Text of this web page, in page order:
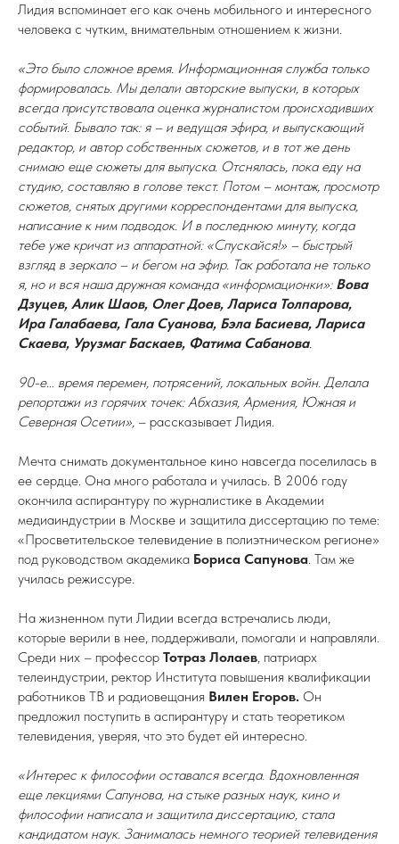
Лидия вспоминает его как очень мобильного и интересного
человека с чутким, внимательным отношением к жизни.
«Это было сложное время. Информационная служба только
формировалась. Мы делали авторские выпуски, в которых
всегда присутствовала оценка журналистом происходивших
событий. Бывало так: я – и ведущая эфира, и выпускающий
редактор, и автор собственных сюжетов, и в тот же день
снимаю еще сюжеты для выпуска. Отснялась, пока еду на
студию, составляю в голове текст. Потом – монтаж, просмотр
сюжетов, снятых другими корреспондентами для выпуска,
написание к ним подводок. И в последнюю минуту, когда
тебе уже кричат из аппаратной: «Спускайся!» – быстрый
взгляд в зеркало – и бегом на эфир. Так работала не только
я, но и вся наша дружная команда «информационки»: Вова
Дзуцев, Алик Шаов, Олег Доев, Лариса Толпарова,
Ира Галабаева, Гала Суанова, Бэла Басиева, Лариса
Скаева, Урузмаг Баскаев, Фатима Сабанова.
90-е… время перемен, потрясений, локальных войн. Делала
репортажи из горячих точек: Абхазия, Армения, Южная и
Северная Осетии», – рассказывает Лидия.
Мечта снимать документальное кино навсегда поселилась в
ее сердце. Она много работала и училась. В 2006 году
окончила аспирантуру по журналистике в Академии
медиаиндустрии в Москве и защитила диссертацию по теме:
«Просветительское телевидение в полиэтническом регионе»
под руководством академика Бориса Сапунова. Там же
училась режиссуре.
На жизненном пути Лидии всегда встречались люди,
которые верили в нее, поддерживали, помогали и направляли.
Среди них – профессор Тотраз Лолаев, патриарх
телеиндустрии, ректор Института повышения квалификации
работников ТВ и радиовещания Вилен Егоров. Он
предложил поступить в аспирантуру и стать теоретиком
телевидения, уверяя, что это будет ей интересно.
«Интерес к философии оставался всегда. Вдохновленная
еще лекциями Сапунова, на стыке разных наук, кино и
философии написала и защитила диссертацию, стала
кандидатом наук. Занималась немного теорией телевидения